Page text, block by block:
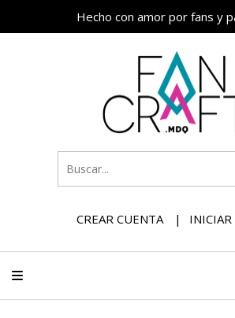
Hecho con amor por fans y
CREAR CUENTA INICIAR